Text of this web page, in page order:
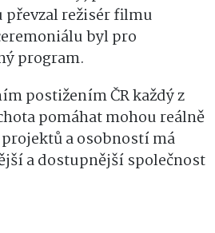
převzal režisér filmu
byl pro
program.
postižením ČR každý z
pomáhat mohou reálně
a osobností má
a dostupnější společnost